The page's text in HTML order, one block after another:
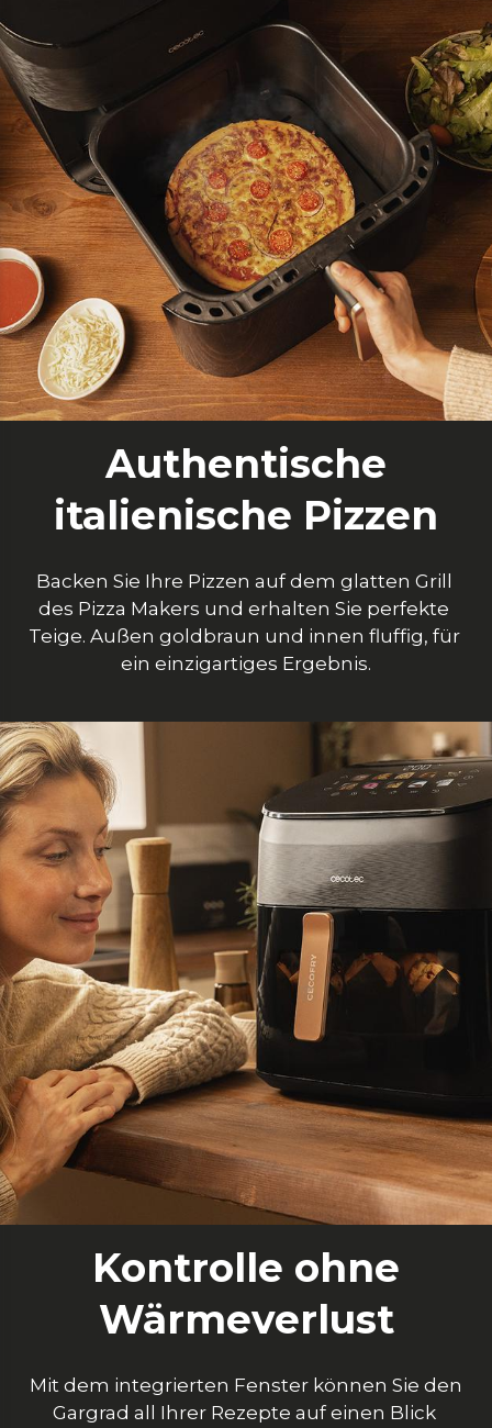
Authentische
italienische Pizzen
Backen Sie Ihre Pizzen auf dem glatten Grill
des Pizza Makers und erhalten Sie perfekte
Teige. Außen goldbraun und innen fluffig, für
ein einzigartiges Ergebnis.
Kontrolle ohne
Wärmeverlust
Gargrad all Ihrer Rezepte auf einen Blick